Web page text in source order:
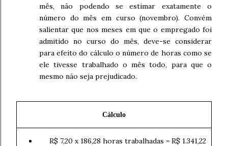
mês, não podendo se estimar exatamente o
número do mês em curso (novembro). Convém
salientar que nos meses em que o empregado foi
admitido no curso do mês, deve-se considerar
para efeito do cálculo o número de horas como se
ele tivesse trabalhado o mês todo, para que o
mesmo não seja prejudicado.
Cálculo
R$ 7,20 x 186,28 horas trabalhadas = R$ 1.341,22